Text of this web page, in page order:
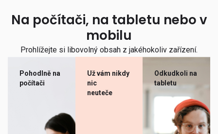
Na počítači, na tabletu nebo v
mobilu
Prohlížejte si libovolný obsah z jakéhokoliv zařízení.
Pohodlně na
počítači
Už vám nikdy
nic
neuteče
Odkudkoli na
tabletu